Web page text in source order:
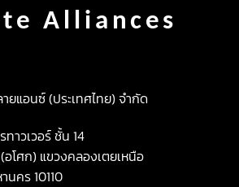
ยแอนซ์ (ประเทศไทย) จำกัด
ทาวเวอร์ ชั้น 14
อโศก) แขวงคลองเตยเหนือ
คร 10110